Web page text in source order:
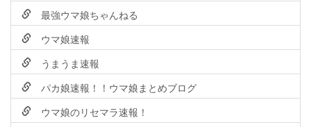
最強ウマ娘ちゃんねる
ウマ娘速報
うまうま速報
パカ娘速報！！ウマ娘まとめブログ
ウマ娘のリセマラ速報！